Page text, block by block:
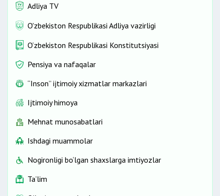
Adliya TV
O'zbekiston Respublikasi Adliya vazirligi
O‘zbekiston Respublikasi Konstitutsiyasi
Pensiya va nafaqalar
“Inson” ijtimoiy xizmatlar markazlari
Ijtimoiy himoya
Mehnat munosabatlari
Ishdagi muammolar
Nogironligi bo‘lgan shaxslarga imtiyozlar
Ta’lim